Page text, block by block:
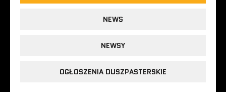
NEWS
NEWSY
OGŁOSZENIA DUSZPASTERSKIE